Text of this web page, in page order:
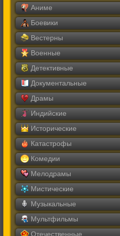
Аниме
Боевики
Вестерны
Военные
Детективные
Документальные
Драмы
Индийские
Исторические
Катастрофы
Комедии
Мелодрамы
Мистические
Музыкальные
Мультфильмы
Отечественные